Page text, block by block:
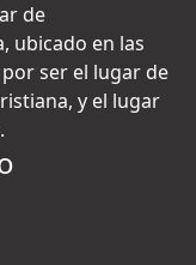
de
ubicado en las
ser el lugar de
y el lugar